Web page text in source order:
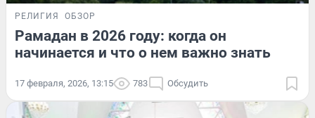
РЕЛИГИЯ ОБЗОР
Рамадан в 2026 году: когда он
начинается и что о нем важно знать
17 февраля, 2026, 13:15 783 Обсудить